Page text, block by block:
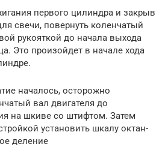
первого цилиндра и закрыв
свечи, повернуть коленчатый
рукояткой до начала выхода
Это произойдет в начале хода
началось, осторожно
вал двигателя до
на шкиве со штифтом. Затем
установить шкалу октан-
деление